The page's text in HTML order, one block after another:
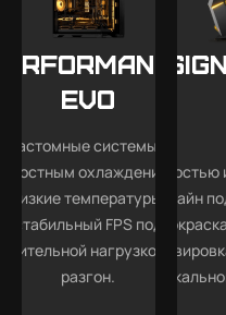
EVO
Кастомные системы с
охлаждением —
низкие температуры,
стабильный FPS под
длительной нагрузкой и
разгон.
Полностью
дизайн